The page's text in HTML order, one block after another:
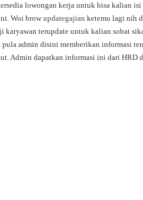
lowongan kerja untuk bisa kalian isi
Woi browupdategajian ketemu lagi nih
karyawan terupdate untuk kalian sobat
pula admin disini memberikan informasi
Admin dapatkan informasi ini dari HRD